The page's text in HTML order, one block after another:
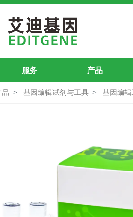
Blast
服务 产品
品 基因编辑试剂与工具 基因编